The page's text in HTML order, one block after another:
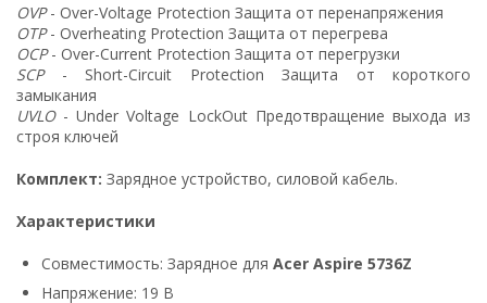
OVP- Over-Voltage Protection Защита от перенапряжения
OTP- Overheating Protection Защита от перегрева
OCP- Over-Current Protection Защита от перегрузки
SCP- Short-Circuit Protection Защита от короткого
замыкания
UVLO- Under Voltage LockOut Предотвращение выхода из
строя ключей
Комплект: Зарядное устройство, силовой кабель.
Характеристики
Совместимость: Зарядное для Acer Aspire 5736Z
Напряжение: 19 В